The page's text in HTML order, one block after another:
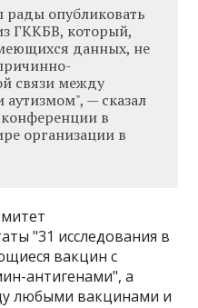
опубликовать
ГККБВ, который,
данных, не
связи между
— сказал
в
организации в
"31 исследования в
вакцин с
антигенами", а
любыми вакцинами и